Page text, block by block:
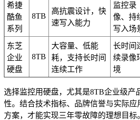
希捷
酷鱼
系列
8TB
高抗震设计，快
速写入能力
监控录
像、持
写入场
东芝
企业
硬盘
8TB
大容量、低能
耗，支持长时间
连续工作
长时间
续录像
境
选择监控用硬盘，尤其是8TB企业级产
性。结合技术指标、品牌信誉与实际
方案，才能实现三年零故障的理想目